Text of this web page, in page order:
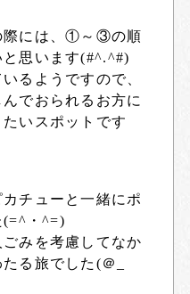
際には、①～③の順
思います(#^.^#)
るようですので、
でおられるお方に
いスポットです
チューと一緒にポ
(=^・^=)
みを考慮してなか
る旅でした(＠_